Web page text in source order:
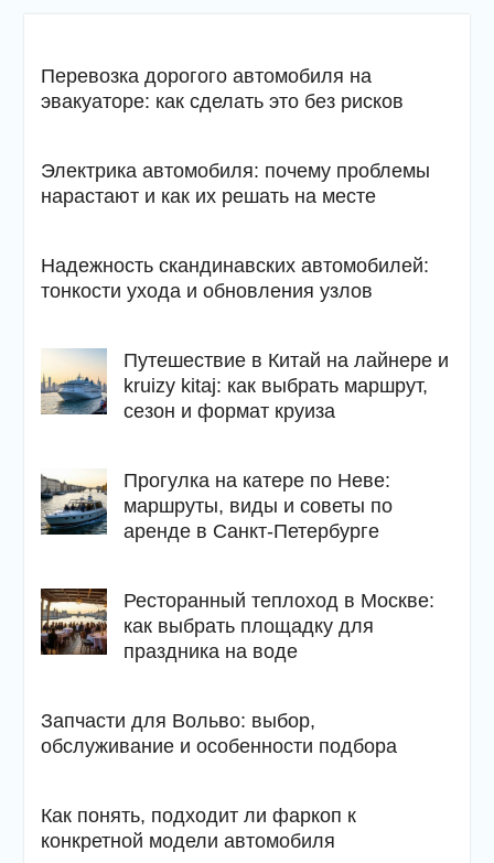
Перевозка дорогого автомобиля на
эвакуаторе: как сделать это без рисков
Электрика автомобиля: почему проблемы
нарастают и как их решать на месте
Надежность скандинавских автомобилей:
тонкости ухода и обновления узлов
Путешествие в Китай на лайнере и
kruizy kitaj: как выбрать маршрут,
сезон и формат круиза
Прогулка на катере по Неве:
маршруты, виды и советы по
аренде в Санкт-Петербурге
Ресторанный теплоход в Москве:
как выбрать площадку для
праздника на воде
Запчасти для Вольво: выбор,
обслуживание и особенности подбора
Как понять, подходит ли фаркоп к
конкретной модели автомобиля